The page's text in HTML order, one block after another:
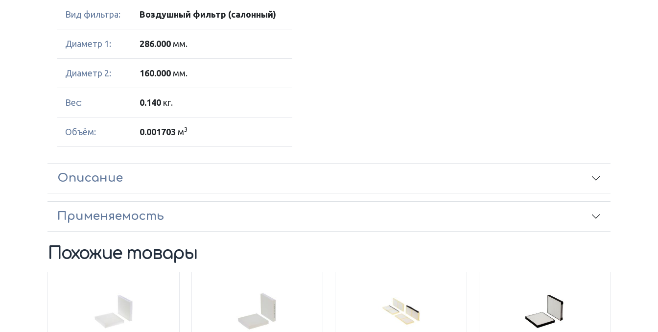
Вид фильтра: Воздушный фильтр (салонный)
Диаметр 1: 286.000 мм.
Диаметр 2: 160.000 мм.
Вес: 0.140 кг.
Объём: 0.001703 м3
Описание
Применяемость
Похожие товары